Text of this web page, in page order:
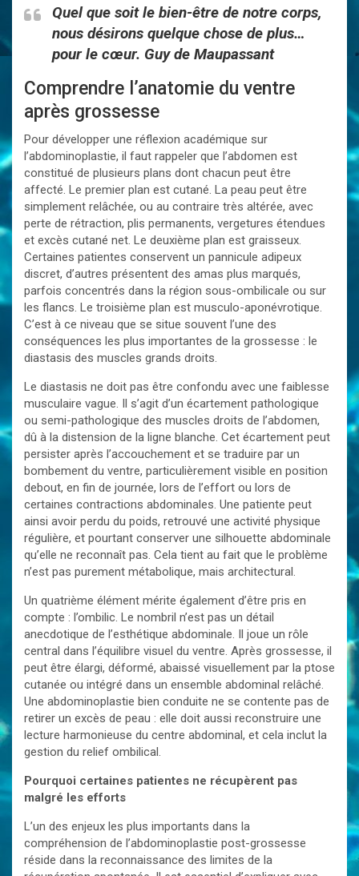
Quel que soit le bien-être de notre corps,
nous désirons quelque chose de plus…
pour le cœur. Guy de Maupassant
Comprendre l’anatomie du ventre
après grossesse
Pour développer une réflexion académique sur
l’abdominoplastie, il faut rappeler que l’abdomen est
constitué de plusieurs plans dont chacun peut être
affecté. Le premier plan est cutané. La peau peut être
simplement relâchée, ou au contraire très altérée, avec
perte de rétraction, plis permanents, vergetures étendues
et excès cutané net. Le deuxième plan est graisseux.
Certaines patientes conservent un pannicule adipeux
discret, d’autres présentent des amas plus marqués,
parfois concentrés dans la région sous-ombilicale ou sur
les flancs. Le troisième plan est musculo-aponévrotique.
C’est à ce niveau que se situe souvent l’une des
conséquences les plus importantes de la grossesse : le
diastasis des muscles grands droits.
Le diastasis ne doit pas être confondu avec une faiblesse
musculaire vague. Il s’agit d’un écartement pathologique
ou semi-pathologique des muscles droits de l’abdomen,
dû à la distension de la ligne blanche. Cet écartement peut
persister après l’accouchement et se traduire par un
bombement du ventre, particulièrement visible en position
debout, en fin de journée, lors de l’effort ou lors de
certaines contractions abdominales. Une patiente peut
ainsi avoir perdu du poids, retrouvé une activité physique
régulière, et pourtant conserver une silhouette abdominale
qu’elle ne reconnaît pas. Cela tient au fait que le problème
n’est pas purement métabolique, mais architectural.
Un quatrième élément mérite également d’être pris en
compte : l’ombilic. Le nombril n’est pas un détail
anecdotique de l’esthétique abdominale. Il joue un rôle
central dans l’équilibre visuel du ventre. Après grossesse, il
peut être élargi, déformé, abaissé visuellement par la ptose
cutanée ou intégré dans un ensemble abdominal relâché.
Une abdominoplastie bien conduite ne se contente pas de
retirer un excès de peau : elle doit aussi reconstruire une
lecture harmonieuse du centre abdominal, et cela inclut la
gestion du relief ombilical.
Pourquoi certaines patientes ne récupèrent pas
malgré les efforts
L’un des enjeux les plus importants dans la
compréhension de l’abdominoplastie post-grossesse
réside dans la reconnaissance des limites de la